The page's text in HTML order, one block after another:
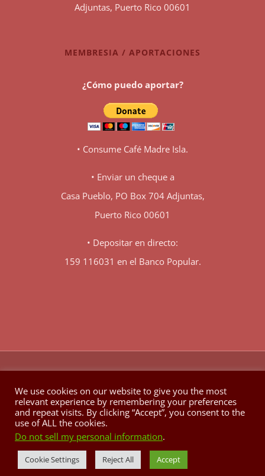
Adjuntas, Puerto Rico 00601
MEMBRESIA / APORTACIONES
¿Cómo puedo aportar?
• Consume Café Madre Isla.
• Enviar un cheque a
Casa Pueblo, PO Box 704 Adjuntas,
Puerto Rico 00601
• Depositar en directo:
159 116031 en el Banco Popular.
Facebook
X YouTubeInstagram
We use cookies on our website to give you the most
relevant experience by remembering your preferences
and repeat visits. By clicking “Accept”, you consent to the
use of ALL the cookies.
Do not sell my personal information.
Cookie Settings Reject All Accept